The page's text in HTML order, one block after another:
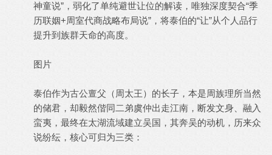
神童说”，弱化了单纯避世让位的解读，唯独深度契合“季
历联姻+周室代商战略布局说”，将泰伯的“让”从个人品行
提升到族群天命的高度。
图片
泰伯作为古公亶父（周太王）的长子，本是周族理所当然
的储君，却毅然偕同二弟虞仲出走江南，断发文身、融入
蛮夷，最终在太湖流域建立吴国，其奔吴的动机，历来众
说纷纭，核心可归为三类：